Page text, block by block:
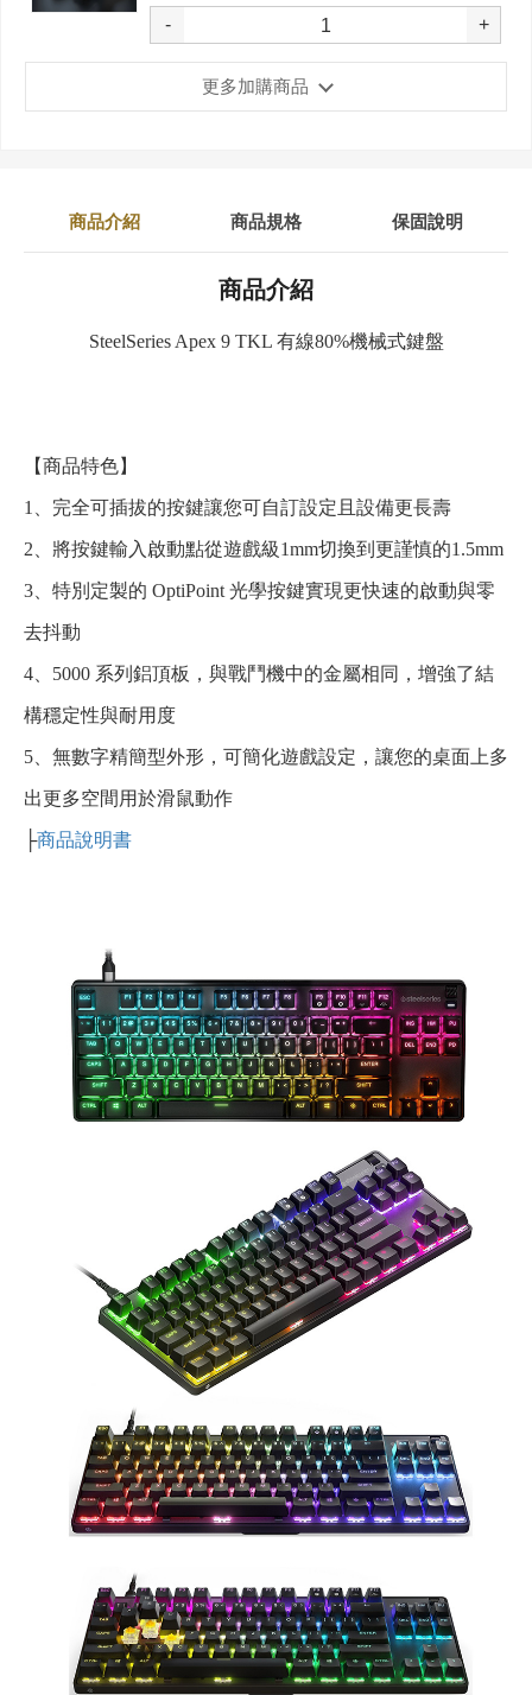
- +
更多加購商品
商品介紹 商品規格 保固說明
商品介紹
SteelSeries Apex 9 TKL 有線80%機械式鍵盤
【商品特色】
1、完全可插拔的按鍵讓您可自訂設定且設備更長壽
2、將按鍵輸入啟動點從遊戲級1mm切換到更謹慎的1.5mm
3、特別定製的 OptiPoint 光學按鍵實現更快速的啟動與零
去抖動
4、5000 系列鋁頂板，與戰鬥機中的金屬相同，增強了結
構穩定性與耐用度
5、無數字精簡型外形，可簡化遊戲設定，讓您的桌面上多
出更多空間用於滑鼠動作
├商品說明書